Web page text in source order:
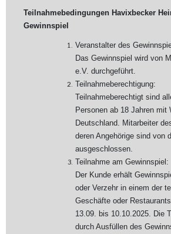
Teilnahmebedingungen Havixbecker H
Gewinnspiel
Veranstalter des
Das Gewinnspiel wird von
e.V. durchgeführt.
Teilnahmeberechtigung:
Teilnahmeberechtigt sind
Personen ab 18 Jahren mit
Deutschland. Mitarbeiter
deren Angehörige sind von
ausgeschlossen.
Teilnahme am Gewinnspiel:
Der Kunde erhält
oder Verzehr in einem der
Geschäfte oder
13.09. bis 10.10.2025. Die
durch Ausfüllen des